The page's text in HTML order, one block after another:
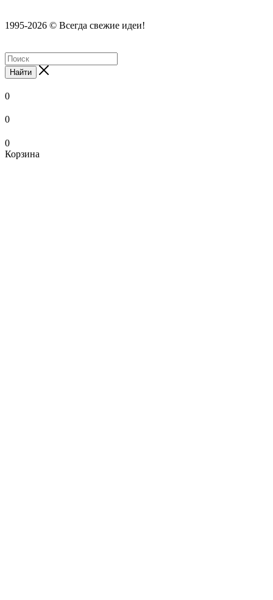
1995-2026 © Всегда свежие идеи!
Найти
0
0
0
Корзина